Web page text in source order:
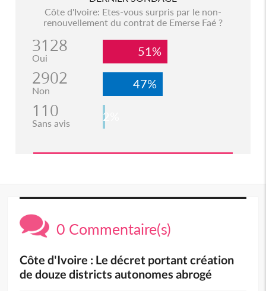
Côte d'Ivoire: Etes-vous surpris par le non-
renouvellement du contrat de Emerse Faé ?
3128
Oui 51%
2902
Non 47%
110
Sans avis 2%
0 Commentaire(s)
Côte d'Ivoire : Le décret portant création
de douze districts autonomes abrogé